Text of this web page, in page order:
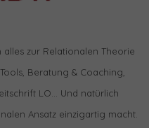
alles zur Relationalen Theorie
Beratung & Coaching,
LO… Und natürlich
Ansatz einzigartig macht.